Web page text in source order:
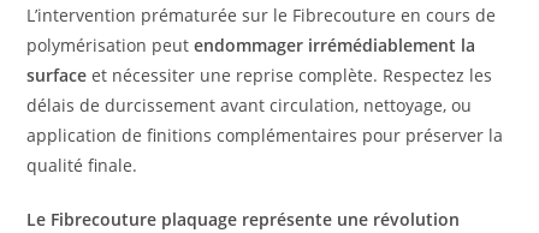
L’intervention prématurée sur le Fibrecouture en cours de
polymérisation peutendommager irrémédiablement la
surface et nécessiter une reprise complète. Respectez les
délais de durcissement avant circulation, nettoyage, ou
application de finitions complémentaires pour préserver la
qualité finale.
Le Fibrecouture plaquage représente une révolution